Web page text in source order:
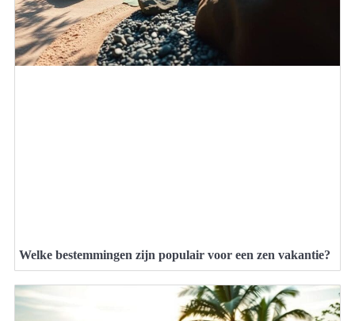
Welke bestemmingen zijn populair voor een zen vakantie?